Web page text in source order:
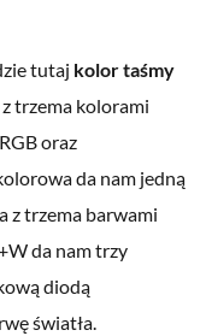
tutaj kolor taśmy
trzema kolorami
oraz
da nam jedną
z trzema barwami
da nam trzy
diodą
światła.